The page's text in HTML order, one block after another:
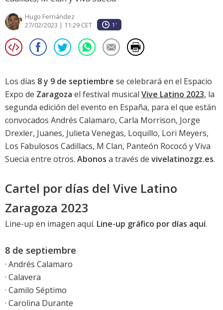
Hugo Fernández
27/02/2023 | 11:29 CET
1'
Los días 8 y 9 de septiembre se celebrará en el Espacio
Expo de Zaragoza el festival musical Vive Latino 2023, la
segunda edición del evento en España, para el que están
convocados Andrés Calamaro, Carla Morrison, Jorge
Drexler, Juanes, Julieta Venegas, Loquillo, Lori Meyers,
Los Fabulosos Cadillacs, M Clan, Panteón Rococó y Viva
Suecia entre otros. Abonos a través de vivelatinozgz.es.
Cartel por días del Vive Latino
Zaragoza 2023
Line-up en imagen aquí. Line-up gráfico por días aquí.
8 de septiembre
· Andrés Calamaro
· Calavera
· Camilo Séptimo
· Carolina Durante